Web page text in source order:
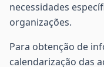
necessidades
organizações.
Para obtenção de
calendarização das